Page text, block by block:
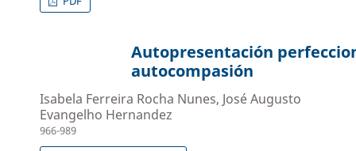
Autopresentación
autocompasión
Isabela Ferreira Rocha Nunes, José Augusto
Evangelho Hernandez
966-989